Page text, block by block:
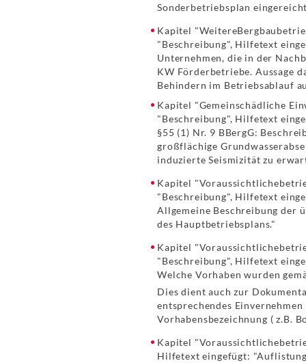
Sonderbetriebsplan
Kapitel
"Beschreibung", Hilfetext
Unternehmen, die in der
KW Förderbetriebe. Aussage
Behindern im Betriebsablauf
Kapitel "Gemeinschädliche
"Beschreibung", Hilfetext
§55 (1) Nr. 9 BBergG:
großflächige
induzierte Seismizität zu
Kapitel
"Beschreibung", Hilfetext
Allgemeine Beschreibung der
des Hauptbetriebsplans."
Kapitel
"Beschreibung", Hilfetext
Welche Vorhaben wurden
Dies dient auch zur
entsprechendes
Vorhabensbezeichnung ( z.B.
Kapitel
Hilfetext eingefügt: